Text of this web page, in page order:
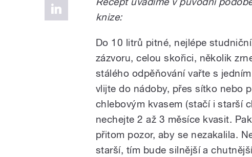
knize:
Do 10 litrů pitné, nejlépe
zázvoru, celou skořici, několik
stálého odpěňování vařte s
vlijte do nádoby, přes sítko nebo
chlebovým kvasem (stačí i starší
nechejte 2 až 3 měsíce kvasit.
přitom pozor, aby se nezakalila.
starší, tím bude silnější a